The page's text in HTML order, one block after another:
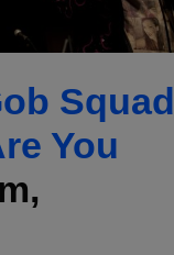
Squad
You